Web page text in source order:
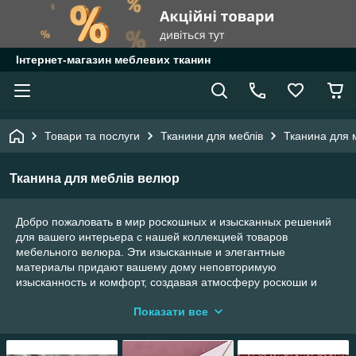
Інтернет-магазин меблевих тканин
Товари та послуги Тканини для меблів Тканина для
Тканина для меблів велюр
Добро пожаловать в мир роскошных и изысканных решений
для вашего интерьера с нашей коллекцией товаров
мебельного велюра. Эти изысканные и элегантные
материалы придают вашему дому неповторимую
изысканность и комфорт, создавая атмосферу роскоши и
Мебельный велюр - это материал с мягкой и шелковистой
Его роскошный внешний вид и приятное на ощупь качество
Показати все